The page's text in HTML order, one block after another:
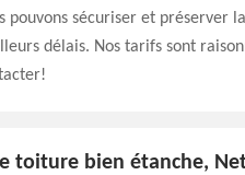
pouvons sécuriser et préserver
délais. Nos tarifs sont
toiture bien étanche,